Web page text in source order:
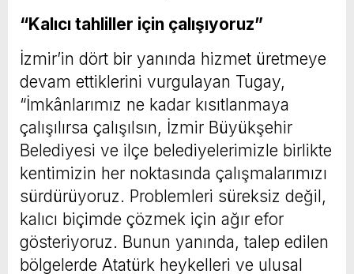
“Kalıcı tahliller için çalışıyoruz”
İzmir’in dört bir yanında hizmet üretmeye
devam ettiklerini vurgulayan Tugay,
“İmkânlarımız ne kadar kısıtlanmaya
çalışılırsa çalışılsın, İzmir Büyükşehir
Belediyesi ve ilçe belediyelerimizle birlikte
kentimizin her noktasında çalışmalarımızı
sürdürüyoruz. Problemleri süreksiz değil,
kalıcı biçimde çözmek için ağır efor
gösteriyoruz. Bunun yanında, talep edilen
bölgelerde Atatürk heykelleri ve ulusal